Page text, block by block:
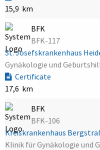
15,9 km
BFK
BFK-117
St. Josefskrankenhaus
Gynäkologie und
Certificate
17,6 km
BFK
BFK-106
Kreiskrankenhaus
Klinik für Gynäkologie und